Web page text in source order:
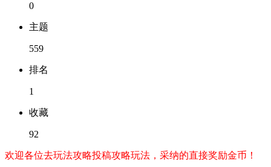
0
主题
559
排名
1
收藏
92
欢迎各位去玩法攻略投稿攻略玩法，采纳的直接奖励金币！